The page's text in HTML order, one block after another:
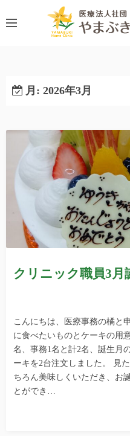
ン
ッ
月: 2026年3月
クリニック職員3月
こんにちは、医療事務の橘と
に食べたいものとケーキの用
名、事務1名と計2名、誕生月
ーキを2台注文しました。 見
ちろん美味しくいただき、お
とができ…